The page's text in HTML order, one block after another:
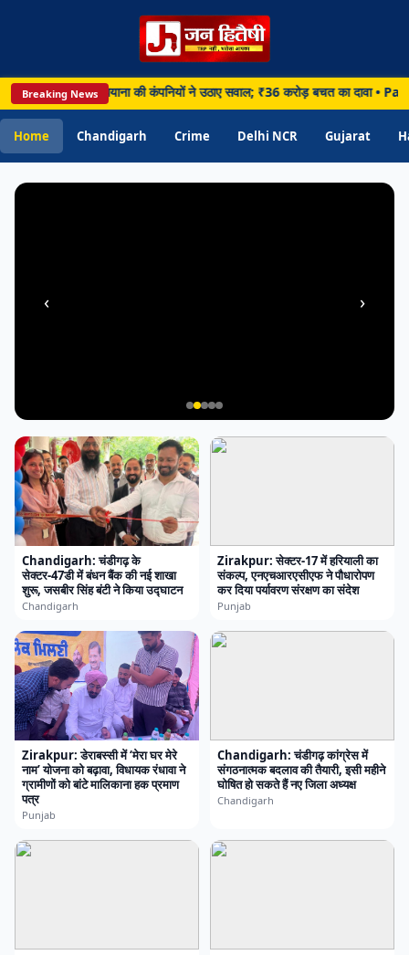
Breaking News
पर घमासान, लुधियाना की कंपनियों ने उठाए सवाल; ₹36 करोड़ बचत का दावा •
Home Chandigarh Crime Delhi NCR Gujarat
‹ ›
Chandigarh • 06 Aug 2026
Panchkula: पंचकूला में विश्व स्तनपान सप्ताह
पर जागरूकता कार्यक्रम, माताओं को बताए मां के
दूध के फायदे
Chandigarh: चंडीगढ़ के
सेक्टर-47डी में बंधन बैंक की नई शाखा
शुरू, जसबीर सिंह बंटी ने किया उद्घाटन
Chandigarh
Zirakpur: सेक्टर-17 में हरियाली का
संकल्प, एनएचआरएसीएफ ने पौधारोपण
कर दिया पर्यावरण संरक्षण का संदेश
Punjab
Zirakpur: डेराबस्सी में ‘मेरा घर मेरे
नाम’ योजना को बढ़ावा, विधायक रंधावा ने
ग्रामीणों को बांटे मालिकाना हक प्रमाण
पत्र
Punjab
Chandigarh: चंडीगढ़ कांग्रेस में
संगठनात्मक बदलाव की तैयारी, इसी महीने
घोषित हो सकते हैं नए जिला अध्यक्ष
Chandigarh